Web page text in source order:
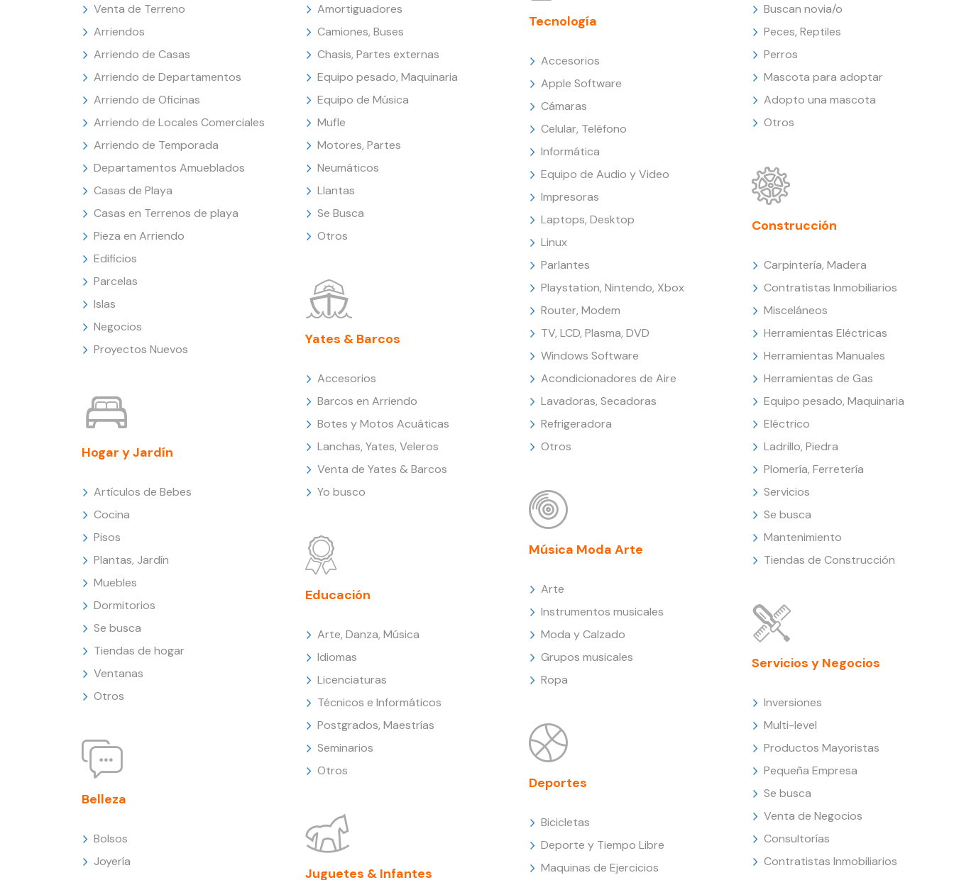
Venta de Terreno
Arriendos
Arriendo de Casas
Arriendo de Departamentos
Arriendo de Oficinas
Arriendo de Locales Comerciales
Arriendo de Temporada
Departamentos Amueblados
Casas de Playa
Casas en Terrenos de playa
Pieza en Arriendo
Edificios
Parcelas
Islas
Negocios
Proyectos Nuevos
Hogar y Jardín
Artículos de Bebes
Cocina
Pisos
Plantas, Jardín
Muebles
Dormitorios
Se busca
Tiendas de hogar
Ventanas
Otros
Belleza
Bolsos
Joyería
Amortiguadores
Camiones, Buses
Chasis, Partes externas
Equipo pesado, Maquinaria
Equipo de Música
Mufle
Motores, Partes
Neumáticos
Llantas
Se Busca
Otros
Yates & Barcos
Accesorios
Barcos en Arriendo
Botes y Motos Acuáticas
Lanchas, Yates, Veleros
Venta de Yates & Barcos
Yo busco
Educación
Arte, Danza, Música
Idiomas
Licenciaturas
Técnicos e Informáticos
Postgrados, Maestrías
Seminarios
Otros
Juguetes & Infantes
Tecnología
Accesorios
Apple Software
Cámaras
Celular, Teléfono
Informática
Equipo de Audio y Video
Impresoras
Laptops, Desktop
Linux
Parlantes
Playstation, Nintendo, Xbox
Router, Modem
TV, LCD, Plasma, DVD
Windows Software
Acondicionadores de Aire
Lavadoras, Secadoras
Refrigeradora
Otros
Música Moda Arte
Arte
Instrumentos musicales
Moda y Calzado
Grupos musicales
Ropa
Deportes
Bicicletas
Deporte y Tiempo Libre
Maquinas de Ejercicios
Buscan novia/o
Peces, Reptiles
Perros
Mascota para adoptar
Adopto una mascota
Otros
Construcción
Carpintería, Madera
Contratistas Inmobiliarios
Misceláneos
Herramientas Eléctricas
Herramientas Manuales
Herramientas de Gas
Equipo pesado, Maquinaria
Eléctrico
Ladrillo, Piedra
Plomería, Ferretería
Servicios
Se busca
Mantenimiento
Tiendas de Construcción
Servicios y Negocios
Inversiones
Multi-level
Productos Mayoristas
Pequeña Empresa
Se busca
Venta de Negocios
Consultorías
Contratistas Inmobiliarios